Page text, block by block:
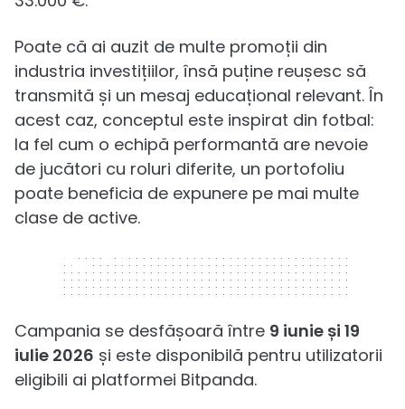
Poate că ai auzit de multe promoții din
industria investițiilor, însă puține reușesc să
transmită și un mesaj educațional relevant. În
acest caz, conceptul este inspirat din fotbal:
la fel cum o echipă performantă are nevoie
de jucători cu roluri diferite, un portofoliu
poate beneficia de expunere pe mai multe
clase de active.
320 x 50
Campania se desfășoară între 9 iunie și 19
iulie 2026 și este disponibilă pentru utilizatorii
eligibili ai platformei Bitpanda.